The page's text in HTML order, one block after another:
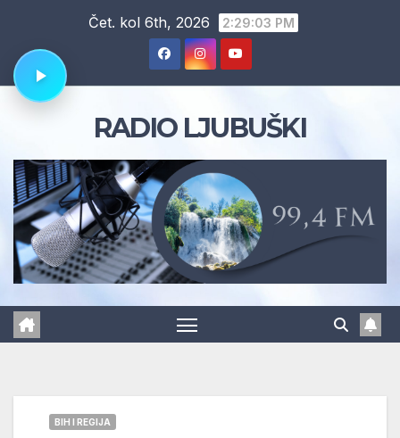
content
Čet. kol 6th, 2026 2:29:04 PM
RADIO LJUBUŠKI
BIH I REGIJA